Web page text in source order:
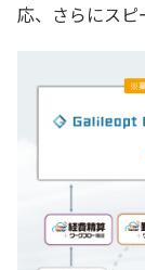
応、さらにスピ